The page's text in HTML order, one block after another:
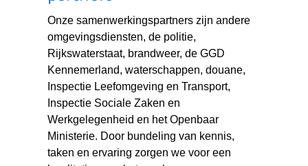
Onze samenwerkingspartners zijn andere
omgevingsdiensten, de politie,
Rijkswaterstaat, brandweer, de GGD
Kennemerland, waterschappen, douane,
Inspectie Leefomgeving en Transport,
Inspectie Sociale Zaken en
Werkgelegenheid en het Openbaar
Ministerie. Door bundeling van kennis,
taken en ervaring zorgen we voor een